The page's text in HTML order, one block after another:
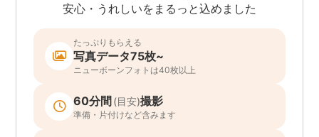
安心・うれしいをまるっと込めました
たっぷりもらえる
写真データ75枚~
ニューボーンフォトは40枚以上
60分間 (目安)撮影
準備・片付けなど含みます